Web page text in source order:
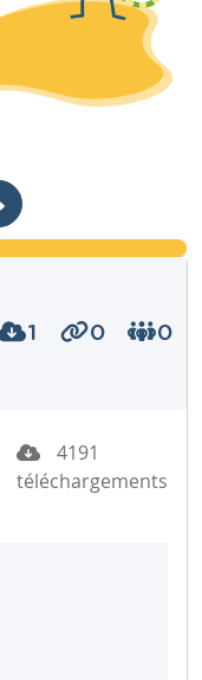
1 0 0
4191
téléchargements